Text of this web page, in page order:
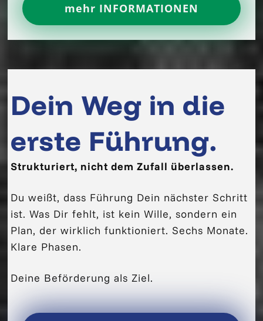
mehr INFORMATIONEN
Dein Weg in die
erste Führung.
Strukturiert, nicht dem Zufall überlassen.
Du weißt, dass Führung Dein nächster Schritt
ist. Was Dir fehlt, ist kein Wille, sondern ein
Plan, der wirklich funktioniert. Sechs Monate.
Klare Phasen.
Deine Beförderung als Ziel.